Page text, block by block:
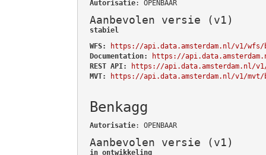
Autorisatie: OPENBAAR
Aanbevolen versie (v1)
stabiel
WFS:
https://api.data.amsterdam.nl/v1/wfs/
Documentation:
https://
REST API:
https://api.data.amsterdam.nl/
MVT:
https://api.data.amsterdam.nl/v1/mvt/
Benkagg
Autorisatie: OPENBAAR
Aanbevolen versie (v1)
in ontwikkeling